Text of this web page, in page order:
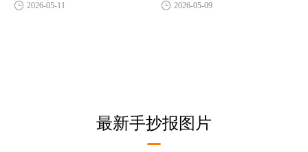
2026-05-11 2026-05-09
最新手抄报图片